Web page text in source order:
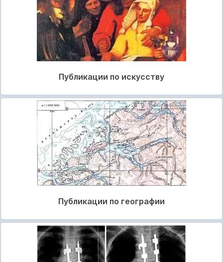
Публикации по искусству
Публикации по географии